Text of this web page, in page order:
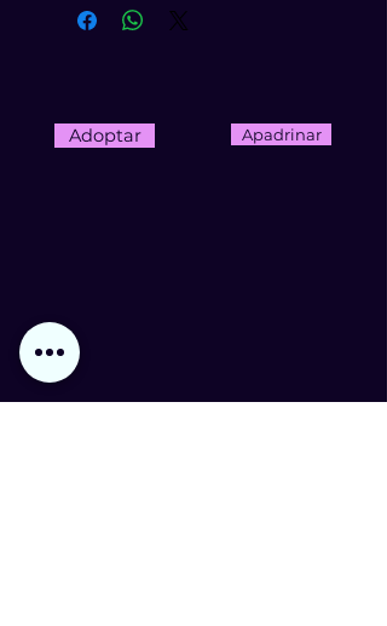
Adoptar Apadrinar